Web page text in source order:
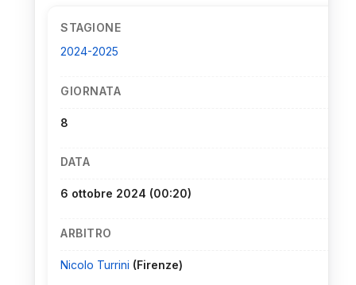
STAGIONE
2024-2025
GIORNATA
8
DATA
6 ottobre 2024 (00:20)
ARBITRO
Nicolo Turrini (Firenze)